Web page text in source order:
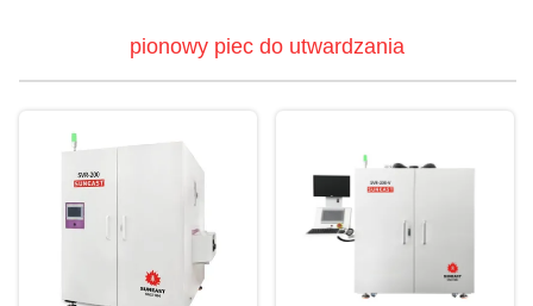
pionowy piec do utwardzania